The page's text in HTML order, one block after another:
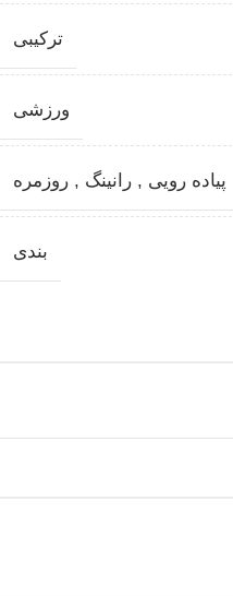
ترکیبی
ورزشی
پیاده رویی , رانینگ , روزمره
بندی